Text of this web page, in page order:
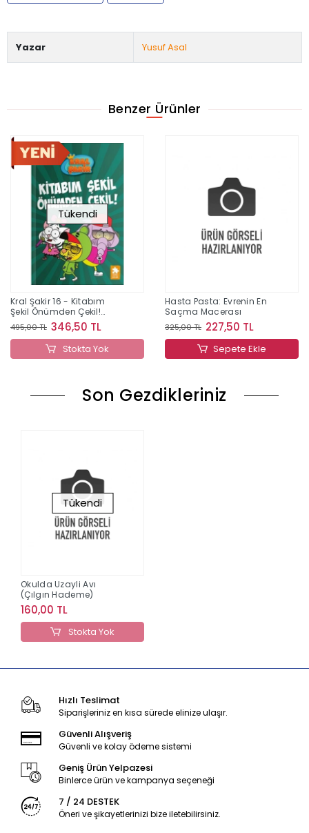
Yazar Yusuf Asal
Benzer Ürünler
Tükendi
Kral Şakir 16 - Kitabım
Şekil Önümden Çekil!
(Ciltli)
495,00 TL 346,50 TL
Stokta Yok
Hasta Pasta: Evrenin En
Saçma Macerası
325,00 TL 227,50 TL
Sepete Ekle
Son Gezdikleriniz
Tükendi
Okulda Uzayli Avı
(Çılgın Hademe)
160,00 TL
Stokta Yok
Hızlı Teslimat
Siparişleriniz en kısa sürede elinize ulaşır.
Güvenli Alışveriş
Güvenli ve kolay ödeme sistemi
Geniş Ürün Yelpazesi
Binlerce ürün ve kampanya seçeneği
7 / 24 DESTEK
Öneri ve şikayetlerinizi bize iletebilirsiniz.